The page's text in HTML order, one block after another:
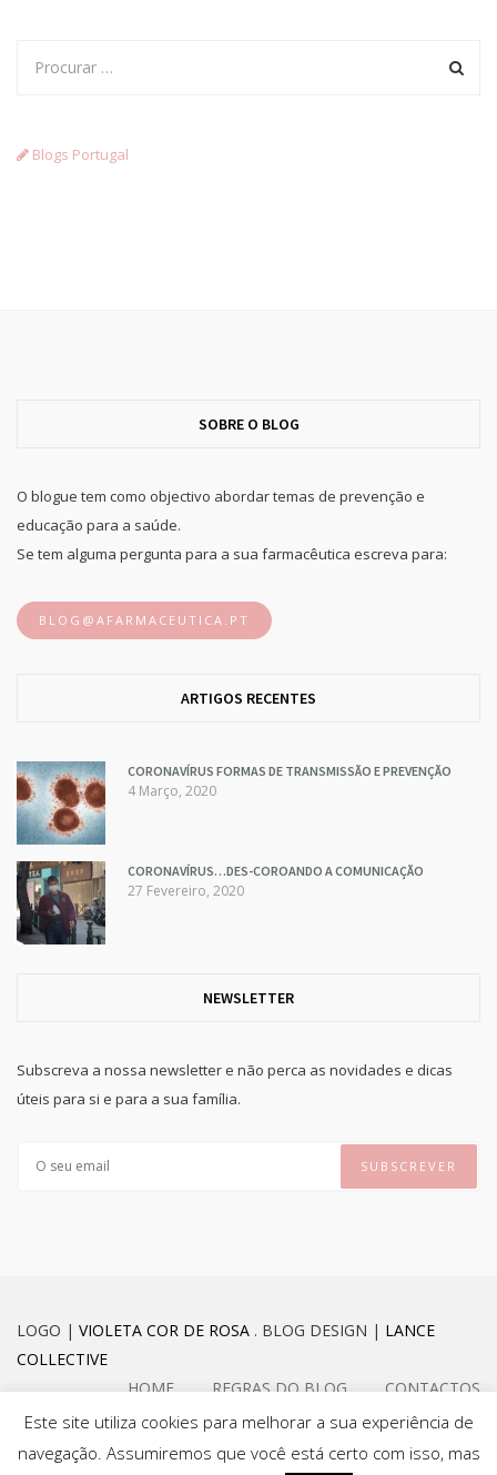
Blogs Portugal
SOBRE O BLOG
O blogue tem como objectivo abordar temas de prevenção e
educação para a saúde.
Se tem alguma pergunta para a sua farmacêutica escreva para:
BLOG@AFARMACEUTICA.PT
ARTIGOS RECENTES
CORONAVÍRUS FORMAS DE TRANSMISSÃO E PREVENÇÃO
4 Março, 2020
CORONAVÍRUS…DES-COROANDO A COMUNICAÇÃO
27 Fevereiro, 2020
NEWSLETTER
Subscreva a nossa newsletter e não perca as novidades e dicas
úteis para si e para a sua família.
LOGO | VIOLETA COR DE ROSA . BLOG DESIGN | LANCE
COLLECTIVE
HOME
REGRAS DO BLOG CONTACTOS
Este site utiliza cookies para melhorar a sua experiência de
navegação. Assumiremos que você está certo com isso, mas